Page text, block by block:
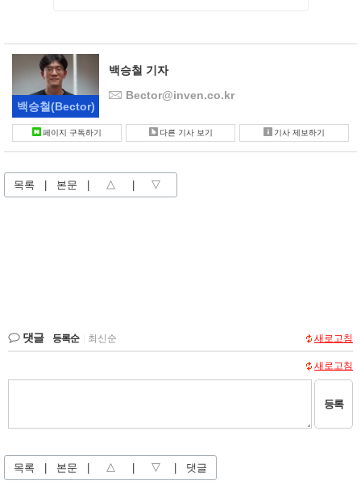
백승철(Bector)
백승철 기자
Bector@inven.co.kr
페이지 구독하기 다른 기사 보기 기사 제보하기
목록 | 본문 | △ | ▽
댓글 등록순 최신순 새로고침
새로고침
등록
목록 | 본문 | △ | ▽ | 댓글